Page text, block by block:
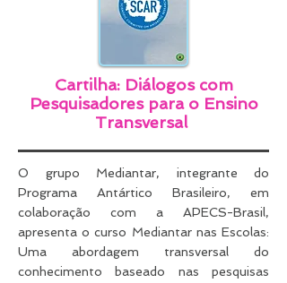
Cartilha: Diálogos com
Pesquisadores para o Ensino
Transversal
O grupo Mediantar, integrante do
Programa Antártico Brasileiro, em
colaboração com a APECS-Brasil,
apresenta o curso Mediantar nas Escolas:
Uma abordagem transversal do
conhecimento baseado nas pesquisas